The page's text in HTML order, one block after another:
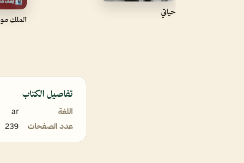
حياتي
الملك مو
تفاصيل الكتاب
اللغة
ar
عدد الصفحات
239